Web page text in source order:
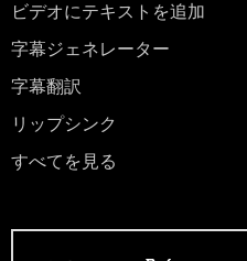
ビデオにテキストを追加
字幕ジェネレーター
字幕翻訳
リップシンク
すべてを見る